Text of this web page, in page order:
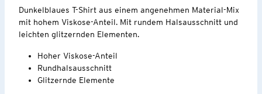
Dunkelblaues T-Shirt aus einem angenehmen Material-Mix
mit hohem Viskose-Anteil. Mit rundem Halsausschnitt und
leichten glitzernden Elementen.
Hoher Viskose-Anteil
Rundhalsausschnitt
Glitzernde Elemente